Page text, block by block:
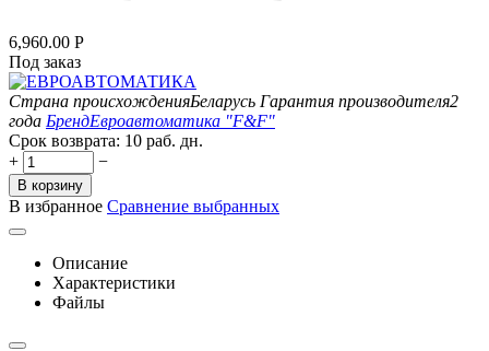
6,960.00 Р
Под заказ
Страна происхожденияБеларусь Гарантия производителя2
года БрендЕвроавтоматика "F&F"
Срок возврата: 10 раб. дн.
+
−
В корзину
В избранное Сравнение выбранных
Описание
Характеристики
Файлы